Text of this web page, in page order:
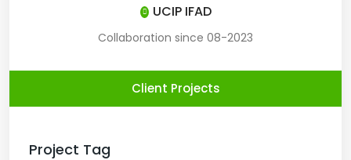
UCIP IFAD
Collaboration since 08-2023
Client Projects
Project Tag